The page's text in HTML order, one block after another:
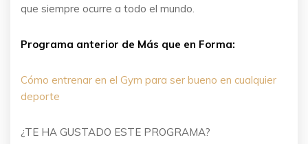
que siempre ocurre a todo el mundo.
Programa anterior de Más que en Forma:
Cómo entrenar en el Gym para ser bueno en cualquier
deporte
¿TE HA GUSTADO ESTE PROGRAMA?